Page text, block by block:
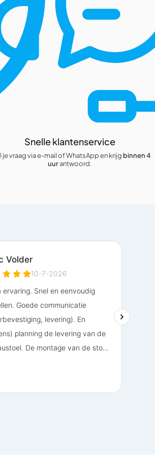
Snelle klantenservice
je vraag via e-mail of WhatsApp en krijg binnen 4
uurantwoord.